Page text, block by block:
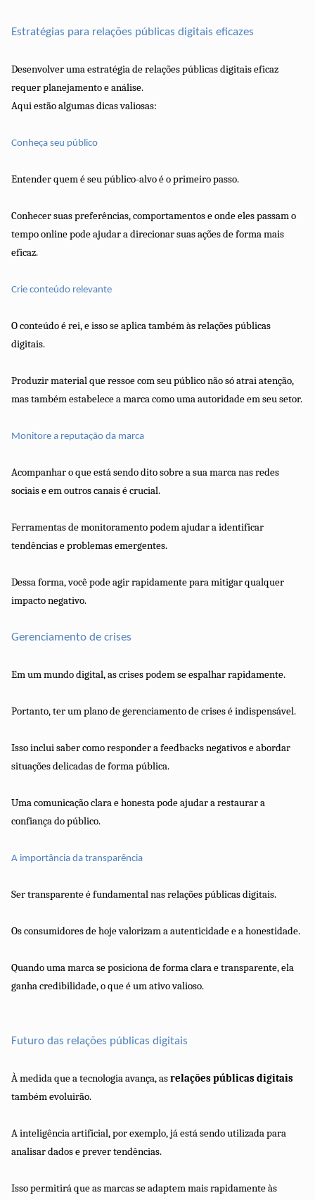
Estratégias para relações públicas digitais eficazes
Desenvolver uma estratégia de relações públicas digitais eficaz
requer planejamento e análise.
Aqui estão algumas dicas valiosas:
Conheça seu público
Entender quem é seu público-alvo é o primeiro passo.
Conhecer suas preferências, comportamentos e onde eles passam o
tempo online pode ajudar a direcionar suas ações de forma mais
eficaz.
Crie conteúdo relevante
O conteúdo é rei, e isso se aplica também às relações públicas
digitais.
Produzir material que ressoe com seu público não só atrai atenção,
mas também estabelece a marca como uma autoridade em seu setor.
Monitore a reputação da marca
Acompanhar o que está sendo dito sobre a sua marca nas redes
sociais e em outros canais é crucial.
Ferramentas de monitoramento podem ajudar a identificar
tendências e problemas emergentes.
Dessa forma, você pode agir rapidamente para mitigar qualquer
impacto negativo.
Gerenciamento de crises
Em um mundo digital, as crises podem se espalhar rapidamente.
Portanto, ter um plano de gerenciamento de crises é indispensável.
Isso inclui saber como responder a feedbacks negativos e abordar
situações delicadas de forma pública.
Uma comunicação clara e honesta pode ajudar a restaurar a
confiança do público.
A importância da transparência
Ser transparente é fundamental nas relações públicas digitais.
Os consumidores de hoje valorizam a autenticidade e a honestidade.
Quando uma marca se posiciona de forma clara e transparente, ela
ganha credibilidade, o que é um ativo valioso.
Futuro das relações públicas digitais
À medida que a tecnologia avança, asrelações públicas digitais
também evoluirão.
A inteligência artificial, por exemplo, já está sendo utilizada para
analisar dados e prever tendências.
Isso permitirá que as marcas se adaptem mais rapidamente às